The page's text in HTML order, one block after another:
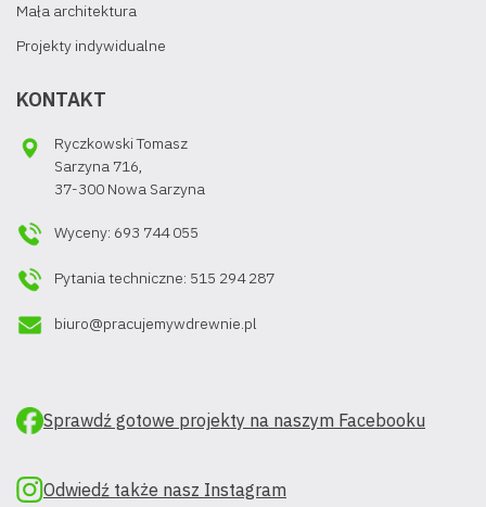
Mała architektura
Projekty indywidualne
KONTAKT
Ryczkowski Tomasz
Sarzyna 716,
37-300 Nowa Sarzyna
Wyceny: 693 744 055
Pytania techniczne: 515 294 287
biuro@pracujemywdrewnie.pl
Sprawdź gotowe projekty na naszym Facebooku
Odwiedź także nasz Instagram